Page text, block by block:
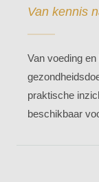
Van kennis
Van voeding
praktische
beschikbaar